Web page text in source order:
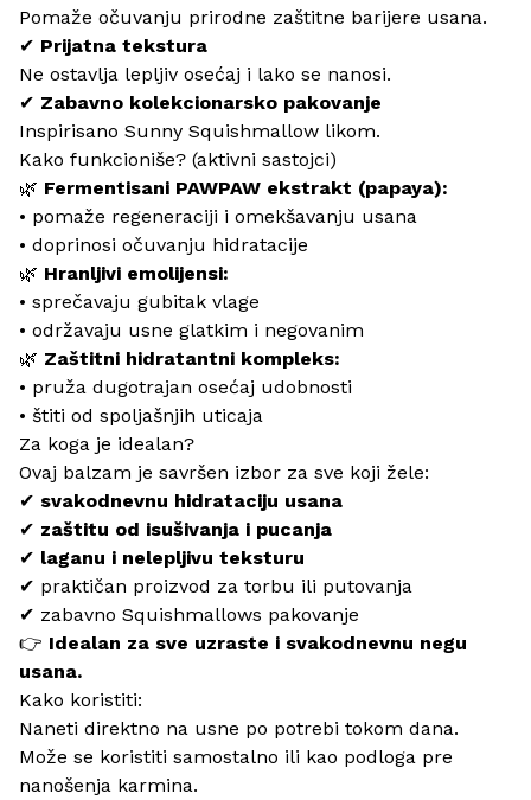
Pomaže očuvanju prirodne zaštitne barijere usana.
✔ Prijatna tekstura
Ne ostavlja lepljiv osećaj i lako se nanosi.
✔ Zabavno kolekcionarsko pakovanje
Inspirisano Sunny Squishmallow likom.
Kako funkcioniše? (aktivni sastojci)
🌿 Fermentisani PAWPAW ekstrakt (papaya):
• pomaže regeneraciji i omekšavanju usana
• doprinosi očuvanju hidratacije
🌿 Hranljivi emolijensi:
• sprečavaju gubitak vlage
• održavaju usne glatkim i negovanim
🌿 Zaštitni hidratantni kompleks:
• pruža dugotrajan osećaj udobnosti
• štiti od spoljašnjih uticaja
Za koga je idealan?
Ovaj balzam je savršen izbor za sve koji žele:
✔ svakodnevnu hidrataciju usana
✔ zaštitu od isušivanja i pucanja
✔ laganu i nelepljivu teksturu
✔ praktičan proizvod za torbu ili putovanja
✔ zabavno Squishmallows pakovanje
👉 Idealan za sve uzraste i svakodnevnu negu
usana.
Kako koristiti:
Naneti direktno na usne po potrebi tokom dana.
Može se koristiti samostalno ili kao podloga pre
nanošenja karmina.